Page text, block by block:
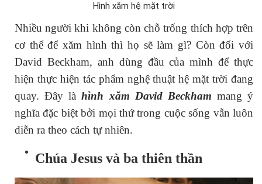
Hình xăm hệ mặt trời
Nhiều người khi không còn chỗ trống thích hợp trên
cơ thể để xăm hình thì họ sẽ làm gì? Còn đối với
David Beckham, anh dùng đầu của mình để thực
hiện thực hiện tác phẩm nghệ thuật hệ mặt trời đang
quay. Đây làhình xăm David Beckham mang ý
nghĩa đặc biệt bởi mọi thứ trong cuộc sống vẫn luôn
diễn ra theo cách tự nhiên.
Chúa Jesus và ba thiên thần